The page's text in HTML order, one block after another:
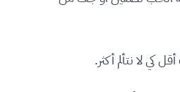
كي لا نتألم أكثر.